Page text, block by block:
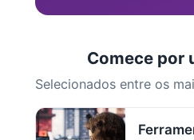
Comece por
Selecionados entre os